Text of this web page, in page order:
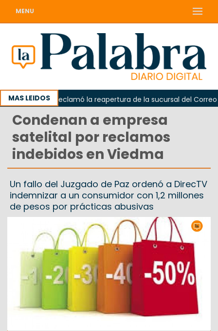
MENU
MAS LEIDOS
Odarda reclamó la reapertura de la sucursal del Correo
Condenan a empresa
satelital por reclamos
indebidos en Viedma
Un fallo del Juzgado de Paz ordenó a DirecTV
indemnizar a un consumidor con 1,2 millones
de pesos por prácticas abusivas